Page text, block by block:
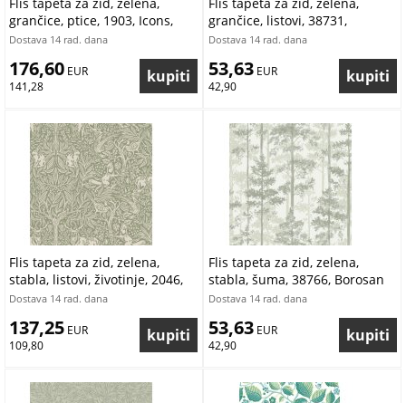
grančice, ptice, 1903, Icons,
Borastapeter | Ljepilo Gratis
Dostava 14 rad. dana
176,60 EUR
141,28
grančice, listovi, 38731,
Borosan Hem, Borastapeter |
Dostava 14 rad. dana
53,63 EUR
42,90
Flis tapeta za zid, zelena,
stabla, listovi, životinje, 2046,
Icons, New Heritage,
Borastapeter | Ljepilo Gratis
Dostava 14 rad. dana
137,25 EUR
109,80
Flis tapeta za zid, zelena,
stabla, šuma, 38766, Borosan
Hem, Borastapeter | Ljepilo
Dostava 14 rad. dana
53,63 EUR
42,90